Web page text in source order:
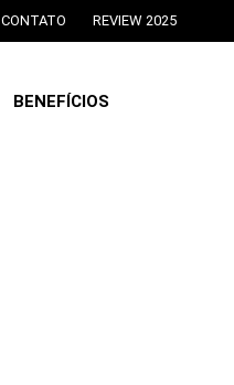
CONTATO REVIEW 2025
BENEFÍCIOS